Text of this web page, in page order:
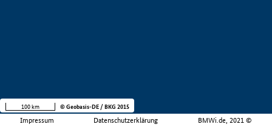
Impressum Datenschutzerklärung BMWi.de, 2021 ©
100 km © Geobasis-DE / BKG 2015